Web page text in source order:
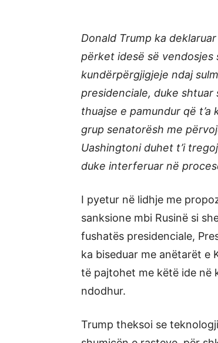
Donald Trump ka
përket idesë së vendosjes
kundërpërgjigjeje ndaj
presidenciale, duke
thuajse e pamundur që
grup senatorësh me
Uashingtoni duhet t’i
duke interferuar në
I pyetur në lidhje me
sanksione mbi Rusinë si
fushatës presidenciale,
ka biseduar me anëtarët e
të pajtohet me këtë ide në
ndodhur.
Trump theksoi se